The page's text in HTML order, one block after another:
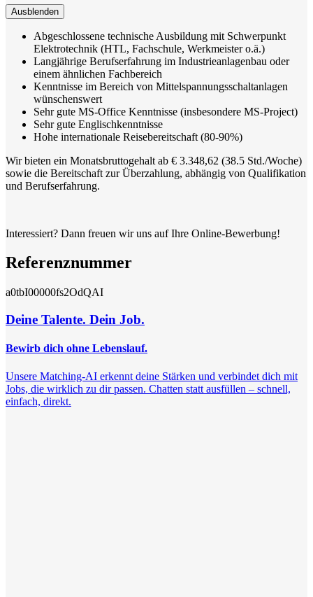
Ausblenden
Abgeschlossene technische Ausbildung mit Schwerpunkt
Elektrotechnik (HTL, Fachschule, Werkmeister o.ä.)
Langjährige Berufserfahrung im Industrieanlagenbau oder
einem ähnlichen Fachbereich
Kenntnisse im Bereich von Mittelspannungsschaltanlagen
wünschenswert
Sehr gute MS-Office Kenntnisse (insbesondere MS-Project)
Sehr gute Englischkenntnisse
Hohe internationale Reisebereitschaft (80-90%)
Wir bieten ein Monatsbruttogehalt ab € 3.348,62 (38.5 Std./Woche)
sowie die Bereitschaft zur Überzahlung, abhängig von Qualifikation
und Berufserfahrung.
Interessiert? Dann freuen wir uns auf Ihre Online-Bewerbung!
Referenznummer
a0tbI00000fs2OdQAI
Deine Talente. Dein Job.
Bewirb dich ohne Lebenslauf.
Unsere Matching-AI erkennt deine Stärken und verbindet dich mit
Jobs, die wirklich zu dir passen. Chatten statt ausfüllen – schnell,
einfach, direkt.